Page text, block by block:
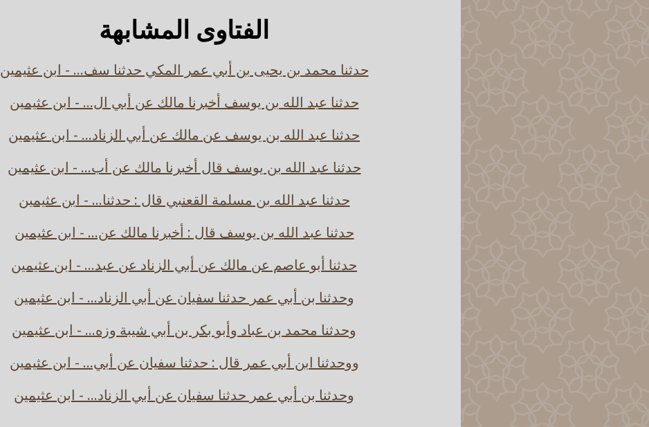
الفتاوى المشابهة
حدثنا محمد بن يحيى بن أبي عمر المكي حدثنا سف... - ابن عثيمين
حدثنا عبد الله بن يوسف أخبرنا مالك عن أبي ال... - ابن عثيمين
حدثنا عبد الله بن يوسف عن مالك عن أبي الزناد... - ابن عثيمين
حدثنا عبد الله بن يوسف قال أخبرنا مالك عن أب... - ابن عثيمين
حدثنا عبد الله بن مسلمة القعنبي قال : حدثنا... - ابن عثيمين
حدثنا عبد الله بن يوسف قال : أخبرنا مالك عن... - ابن عثيمين
حدثنا أبو عاصم عن مالك عن أبي الزناد عن عبد... - ابن عثيمين
وحدثنا بن أبي عمر حدثنا سفيان عن أبي الزناد... - ابن عثيمين
وحدثنا محمد بن عباد وأبو بكر بن أبي شيبة وزه... - ابن عثيمين
ووحدثنا ابن أبي عمر قال : حدثنا سفيان عن أبي... - ابن عثيمين
وحدثنا بن أبي عمر حدثنا سفيان عن أبي الزناد... - ابن عثيمين